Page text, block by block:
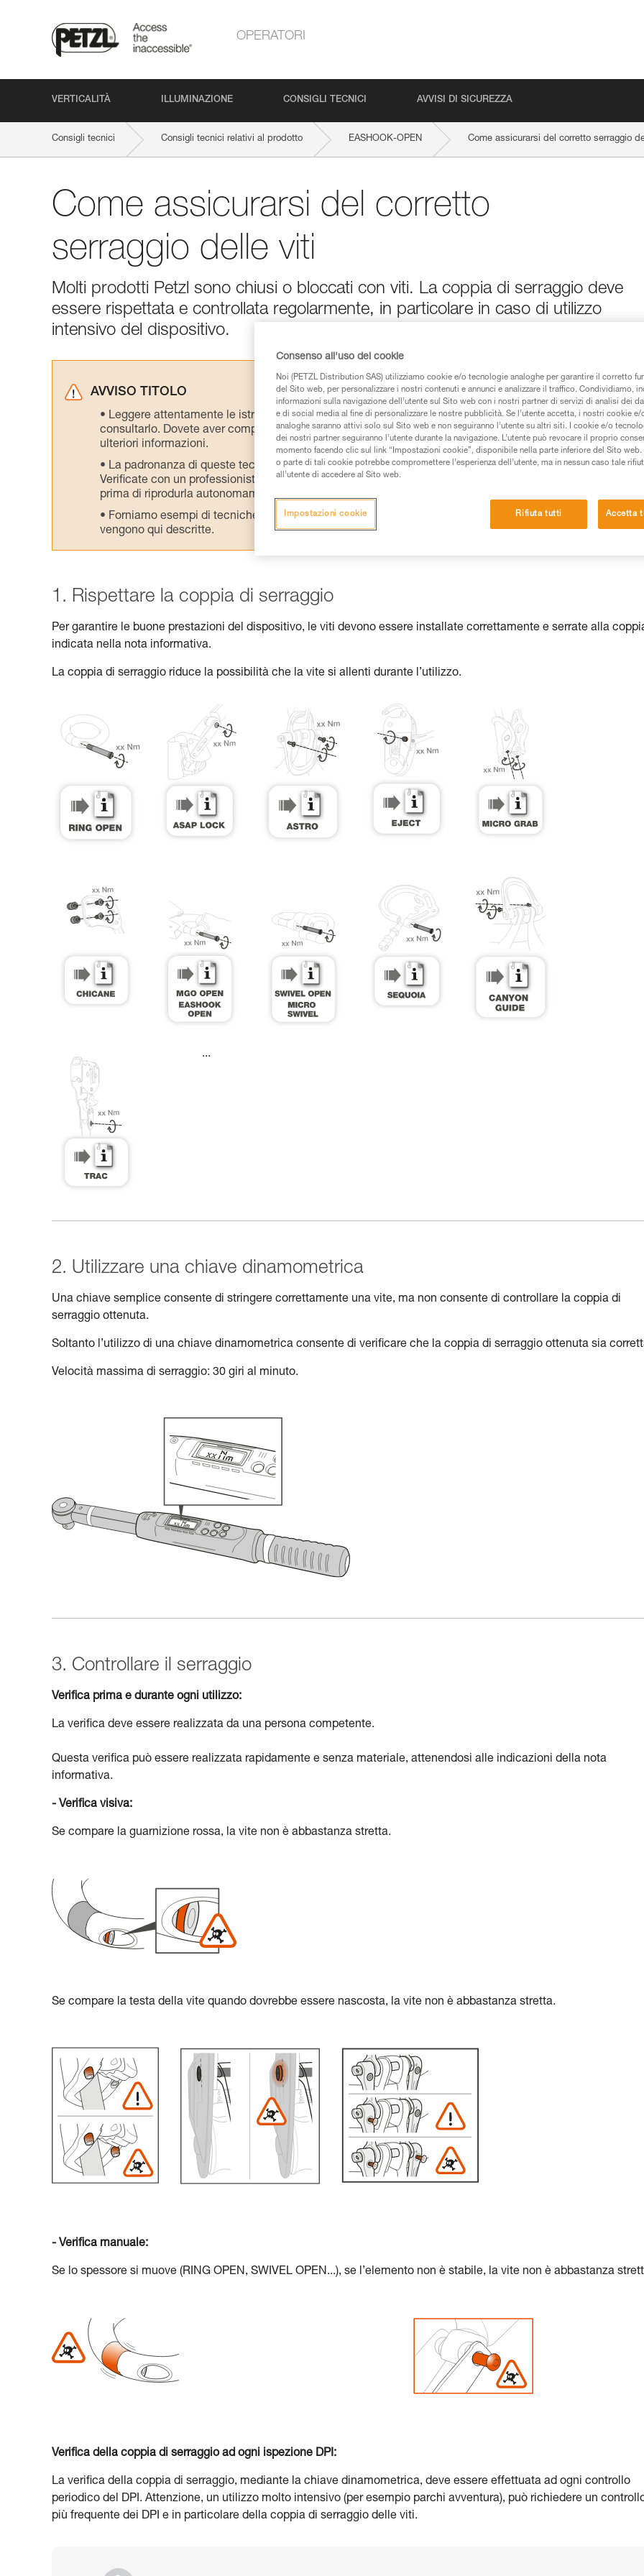
OPERATORI
VERTICALITÀ ILLUMINAZIONE CONSIGLI TECNICI AVVISI DI SICUREZZA
Consigli tecnici Consigli tecnici relativi al prodotto EASHOOK-OPEN Come assicurarsi del corretto serraggio
Come assicurarsi del corretto
serraggio delle viti
Molti prodotti Petzl sono chiusi o bloccati con viti. La coppia di serraggio deve
essere rispettata e controllata regolarmente, in particolare in caso di utilizzo
intensivo del dispositivo.
AVVISO TITOLO
Leggere attentamente le istruzioni tecniche dei prodotti utilizzati in questo consiglio prima di
consultarlo. Dovete aver compreso le informazioni dell’istruzione tecnica per poter capire queste
ulteriori informazioni.
La padronanza di queste tecniche richiede una formazione ed un addestramento specifico.
Verificate con un professionista la vostra capacità di rifare la manovra, da soli, in piena sicurezza,
prima di riprodurla autonomamente.
Forniamo esempi di tecniche relative alla vostra attività. Ne possono esistere altre che non
vengono qui descritte.
1. Rispettare la coppia di serraggio
Per garantire le buone prestazioni del dispositivo, le viti devono essere installate correttamente e serrate alla
indicata nella nota informativa.
La coppia di serraggio riduce la possibilità che la vite si allenti durante l’utilizzo.
...
2. Utilizzare una chiave dinamometrica
Una chiave semplice consente di stringere correttamente una vite, ma non consente di controllare la coppia di
serraggio ottenuta.
Soltanto l’utilizzo di una chiave dinamometrica consente di verificare che la coppia di serraggio ottenuta sia
Velocità massima di serraggio: 30 giri al minuto.
3. Controllare il serraggio
Verifica prima e durante ogni utilizzo:
La verifica deve essere realizzata da una persona competente.
Questa verifica può essere realizzata rapidamente e senza materiale, attenendosi alle indicazioni della nota
informativa.
- Verifica visiva:
Se compare la guarnizione rossa, la vite non è abbastanza stretta.
Se compare la testa della vite quando dovrebbe essere nascosta, la vite non è abbastanza stretta.
- Verifica manuale:
Se lo spessore si muove (RING OPEN, SWIVEL OPEN...), se l’elemento non è stabile, la vite non è abbastanza
Verifica della coppia di serraggio ad ogni ispezione DPI:
La verifica della coppia di serraggio, mediante la chiave dinamometrica, deve essere effettuata ad ogni controllo
periodico del DPI. Attenzione, un utilizzo molto intensivo (per esempio parchi avventura), può richiedere un
più frequente dei DPI e in particolare della coppia di serraggio delle viti.
Consenso all'uso dei cookie
Noi (PETZL Distribution SAS) utilizziamo cookie e/o tecnologie analoghe per garantire il corretto
del Sito web, per personalizzare i nostri contenuti e annunci e analizzare il traffico. Condividiamo,
informazioni sulla navigazione dell’utente sul Sito web con i nostri partner di servizi di analisi dei
e di social media al fine di personalizzare le nostre pubblicità. Se l’utente accetta, i nostri cookie
analoghe saranno attivi solo sul Sito web e non seguiranno l’utente su altri siti. I cookie e/o
dei nostri partner seguiranno l’utente durante la navigazione. L’utente può revocare il proprio
momento facendo clic sul link “Impostazioni cookie”, disponibile nella parte inferiore del Sito
o parte di tali cookie potrebbe compromettere l’esperienza dell’utente, ma in nessun caso tale
all’utente di accedere al Sito web.
Rifiuta tutti Accetta
Impostazioni cookie